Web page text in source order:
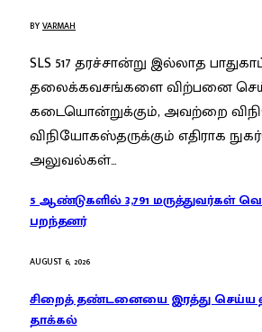
BYVARMAH
SLS 517 தரச்சான்று இல்லாத
தலைக்கவசங்களை விற்பனை
கடையொன்றுக்கும், அவற்றை
விநியோகஸ்தருக்கும் எதிராக
அலுவல்கள்…
5 ஆண்டுகளில் 3,791 மருத்துவர்கள்
பறந்தனர்
AUGUST 6, 2026
சிறைத் தண்டனையை இரத்து செய்ய
தாக்கல்